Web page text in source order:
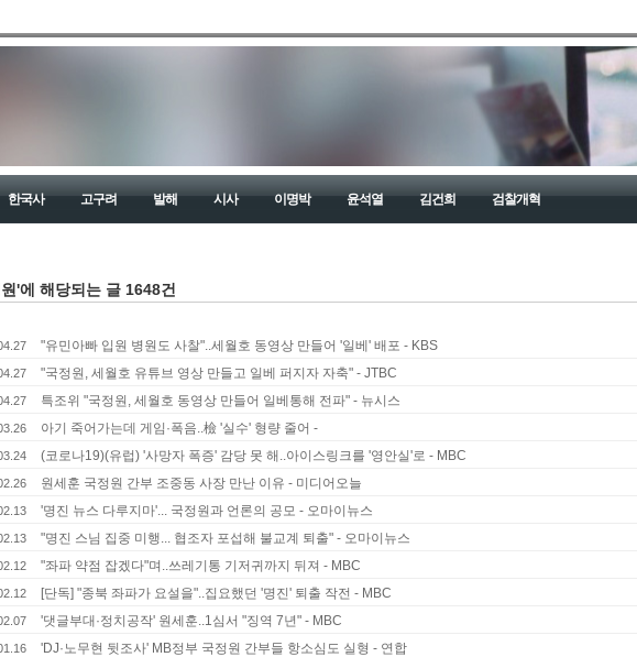
한국사 고구려 발해 시사 이명박 윤석열 김건희 검찰개혁
'에 해당되는 글 1648건
"유민아빠 입원 병원도 사찰"..세월호 동영상 만들어 '일베' 배포 - KBS
"국정원, 세월호 유튜브 영상 만들고 일베 퍼지자 자축" - JTBC
특조위 "국정원, 세월호 동영상 만들어 일베통해 전파" - 뉴시스
아기 죽어가는데 게임·폭음..檢 '실수' 형량 줄어 -
(코로나19)(유럽) '사망자 폭증' 감당 못 해..아이스링크를 '영안실'로 - MBC
원세훈 국정원 간부 조중동 사장 만난 이유 - 미디어오늘
'명진 뉴스 다루지마'... 국정원과 언론의 공모 - 오마이뉴스
"명진 스님 집중 미행... 협조자 포섭해 불교계 퇴출" - 오마이뉴스
"좌파 약점 잡겠다"며..쓰레기통 기저귀까지 뒤져 - MBC
[단독] "종북 좌파가 요설을"..집요했던 '명진' 퇴출 작전 - MBC
'댓글부대·정치공작' 원세훈..1심서 "징역 7년" - MBC
'DJ·노무현 뒷조사' MB정부 국정원 간부들 항소심도 실형 - 연합